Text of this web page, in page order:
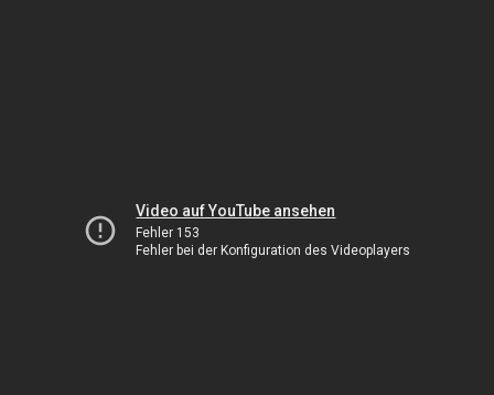
Video auf YouTube ansehen
Fehler 153
Fehler bei der Konfiguration des Videoplayers